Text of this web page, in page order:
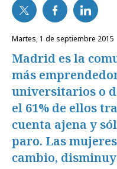
martes, 1 de septiembre 2015
Madrid es la
más
universitarios o
el 61% de ellos
cuenta ajena y
paro. Las
cambio,